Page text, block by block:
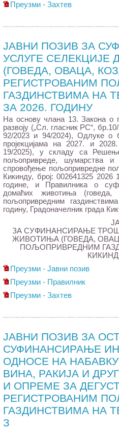
Преузми - Захтев
ЈАВНИ ПОЗИВ ЗА
УСЛУГЕ
(ГОВЕДА, ОВАЦА,
РЕГИСТРОВАНИМ
ГАЗДИНСТВИМА НА
ЗА 2026. ГОДИНУ
На основу члана 13. Закона о
развоју („Сл. гласник РС“,
92/2023 и 94/2024), Одлуке о
пројекцијама на 2027. и
19/2025), у складу са
пољопривреде, шумарства
спровођење пољопривредне
Кикинду, број: 002641325
године, и Правилника о
домаћих животиња
пољопривредним
годину, Градоначелник града
ЗА СУФИНАНСИРАЊЕ
ЖИВОТИЊА (ГОВЕДА,
ПОЉОПРИВРЕДНИМ
Преузми - Јавни позив
Преузми - Правилник
Преузми - Захтев
ЈАВНИ ПОЗИВ ЗА
СУФИНАНСИРАЊЕ
ОДНОСЕ НА
ВИНА, РАКИЈА И
И ОПРЕМЕ ЗА
РЕГИСТРОВАНИМ
ГАЗДИНСТВИМА НА
З